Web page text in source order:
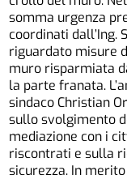
somma urgenza
coordinati dall’Ing.
riguardato misure
muro risparmiata
la parte franata.
sindaco Christian
sullo svolgimento
mediazione con i
riscontrati e sulla
sicurezza. In